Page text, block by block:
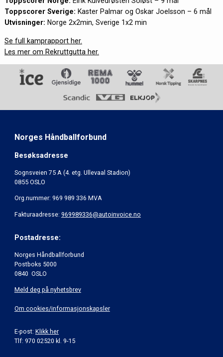
Toppscorer Sverige: Kaster Palmar og Oskar Joelsson – 6 mål
Utvisninger: Norge 2x2min, Sverige 1x2 min
Se full kamprapport her.
Les mer om Rekruttgutta her.
Norges Håndballforbund
Besøksadresse
Sognsveien 75 A (4. etg. Ullevaal Stadion)
0855 OSLO
Org.nummer: 969 989 336 MVA
Fakturaadresse: 969989336@autoinvoice.no
Postadresse:
Norges Håndballforbund
Postboks 5000
0840 OSLO
Meld deg på nyhetsbrev
Om cookies/informasjonskapsler
E-post: Klikk her
Tlf: 970 02520 kl. 9-15